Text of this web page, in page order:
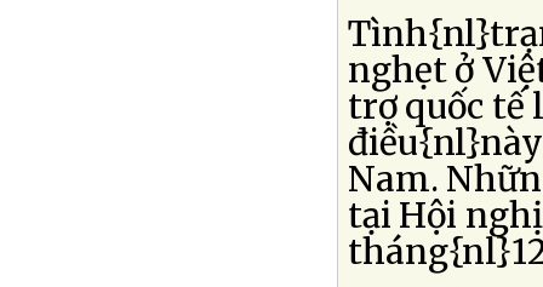
nghẹt ở
trợ quốc tế
Nam.
tại Hội